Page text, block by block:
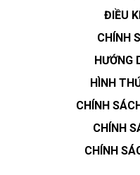
ĐIỀU
CHÍNH
HƯỚNG
HÌNH
CHÍNH
CHÍNH
CHÍNH